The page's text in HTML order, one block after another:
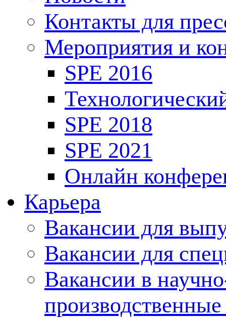
Контакты для
Мероприятия и
SPE 2016
SPE 2018
SPE 2021
Онлайн
Карьера
Вакансии для
Вакансии для
Вакансии в